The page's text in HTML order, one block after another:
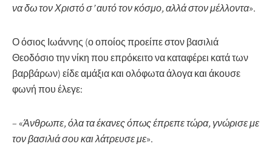
να δω τον Χριστό σ’ αυτό τον κόσμο, αλλά στον μέλλοντα».
Ο όσιος Ιωάννης (ο οποίος προείπε στον βασιλιά
Θεοδόσιο την νίκη που επρόκειτο να καταφέρει κατά των
βαρβάρων) είδε αμάξια και ολόφωτα άλογα και άκουσε
φωνή που έλεγε:
– «Άνθρωπε, όλα τα έκανες όπως έπρεπε τώρα, γνώρισε με
τον βασιλιά σου και λάτρευσε με».